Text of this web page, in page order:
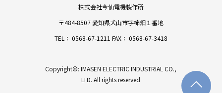
株式会社今仙電機製作所
〒484-8507 愛知県犬山市字柿畑１番地
TEL： 0568-67-1211 FAX： 0568-67-3418
Copyright©: IMASEN ELECTRIC INDUSTRIAL CO.,
LTD. All rights reserved